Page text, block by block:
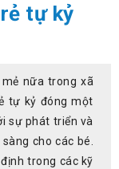
tự kỷ
nữa trong xã
tự kỷ đóng một
sự phát triển và
cho các bé.
trong các kỹ